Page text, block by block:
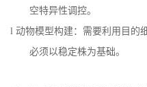
空特异性调控。
l 动物模型构建：需要利用目的
必须以稳定株为基础。